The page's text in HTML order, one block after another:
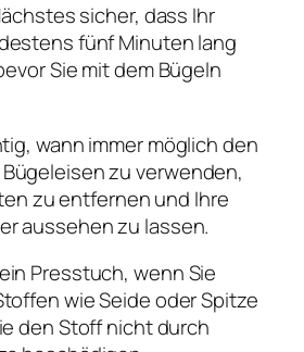
sicher, dass Ihr
fünf Minuten lang
Sie mit dem Bügeln
wann immer möglich den
zu verwenden,
zu entfernen und Ihre
aussehen zu lassen.
Presstuch, wenn Sie
wie Seide oder Spitze
den Stoff nicht durch